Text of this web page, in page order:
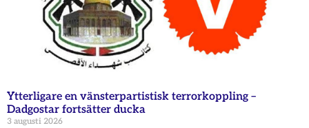
Ytterligare en vänsterpartistisk terrorkoppling –
Dadgostar fortsätter ducka
3 augusti 2026